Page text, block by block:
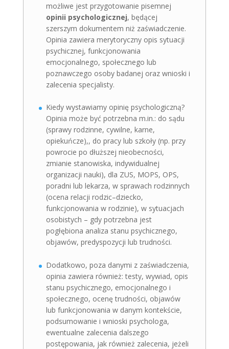
możliwe jest przygotowanie pisemnej
opinii psychologicznej, będącej
szerszym dokumentem niż zaświadczenie.
Opinia zawiera merytoryczny opis sytuacji
psychicznej, funkcjonowania
emocjonalnego, społecznego lub
poznawczego osoby badanej oraz wnioski i
zalecenia specjalisty.
Kiedy wystawiamy opinię psychologiczną?
Opinia może być potrzebna m.in.: do sądu
(sprawy rodzinne, cywilne, karne,
opiekuńcze),, do pracy lub szkoły (np. przy
powrocie po dłuższej nieobecności,
zmianie stanowiska, indywidualnej
organizacji nauki), dla ZUS, MOPS, OPS,
poradni lub lekarza, w sprawach rodzinnych
(ocena relacji rodzic–dziecko,
funkcjonowania w rodzinie), w sytuacjach
osobistych – gdy potrzebna jest
pogłębiona analiza stanu psychicznego,
objawów, predyspozycji lub trudności.
Dodatkowo, poza danymi z zaświadczenia,
opinia zawiera również: testy, wywiad, opis
stanu psychicznego, emocjonalnego i
społecznego, ocenę trudności, objawów
lub funkcjonowania w danym kontekście,
podsumowanie i wnioski psychologa,
ewentualne zalecenia dalszego
postępowania, jak również zalecenia, jeżeli